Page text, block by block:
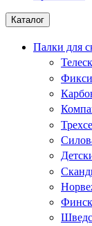
Каталог
Палки для